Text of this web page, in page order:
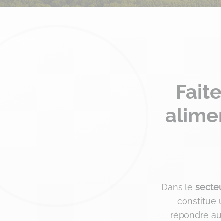
Dans le
constitue
répondre